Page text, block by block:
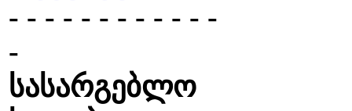
- - - - - - - - - - - -
-
სასარგებლო